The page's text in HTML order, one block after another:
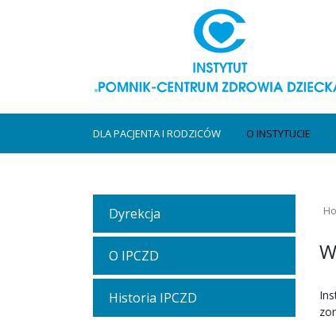
DLA PACJENTA I RODZICÓW O INSTYTUCIE
Dyrekcja
O IPCZD
Historia IPCZD